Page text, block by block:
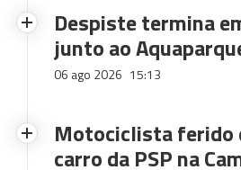
Despiste termina
junto ao
06 ago 2026 15:13
Motociclista ferido
carro da PSP na